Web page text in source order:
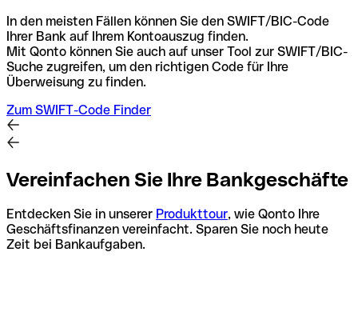
In den meisten Fällen können Sie den SWIFT/BIC-Code
Ihrer Bank auf Ihrem Kontoauszug finden.
Mit Qonto können Sie auch auf unser Tool zur SWIFT/BIC-
Suche zugreifen, um den richtigen Code für Ihre
Überweisung zu finden.
Zum SWIFT-Code Finder
Vereinfachen Sie Ihre Bankgeschäfte
Entdecken Sie in unserer Produkttour, wie Qonto Ihre
Geschäftsfinanzen vereinfacht. Sparen Sie noch heute
Zeit bei Bankaufgaben.